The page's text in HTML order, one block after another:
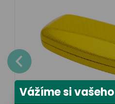
Vážíme si